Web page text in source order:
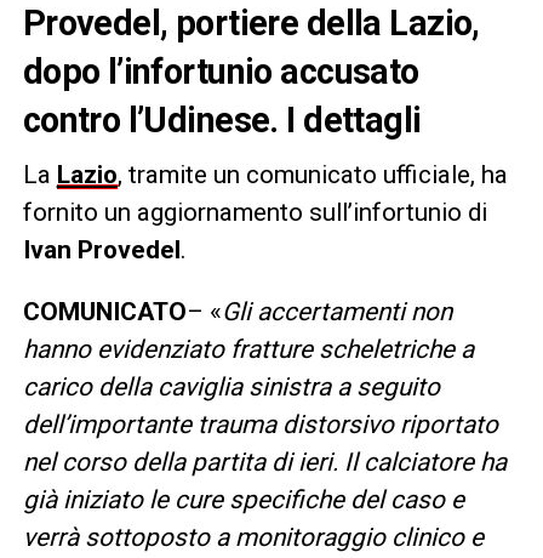
Provedel, portiere della Lazio,
dopo l’infortunio accusato
contro l’Udinese. I dettagli
La Lazio, tramite un comunicato ufficiale, ha
fornito un aggiornamento sull’infortunio di
Ivan Provedel.
COMUNICATO– «Gli accertamenti non
hanno evidenziato fratture scheletriche a
carico della caviglia sinistra a seguito
dell’importante trauma distorsivo riportato
nel corso della partita di ieri. Il calciatore ha
già iniziato le cure specifiche del caso e
verrà sottoposto a monitoraggio clinico e